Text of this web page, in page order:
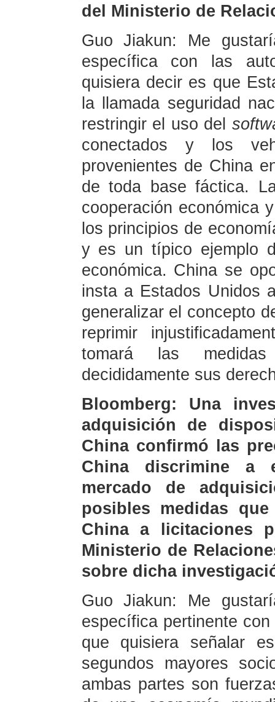
del Ministerio de
Guo Jiakun: Me
específica con las
quisiera decir es que
la llamada seguridad
restringir el uso del
conectados y los
provenientes de China
de toda base fáctica.
cooperación económica
los principios de
y es un típico ejemplo
económica. China se
insta a Estados Unidos
generalizar el concepto
reprimir
tomará las
decididamente sus
Bloomberg: Una
adquisición de
China confirmó las
China discrimine a
mercado de
posibles medidas
China a licitaciones
Ministerio de
sobre dicha
Guo Jiakun: Me
específica pertinente
que quisiera señalar
segundos mayores
ambas partes son